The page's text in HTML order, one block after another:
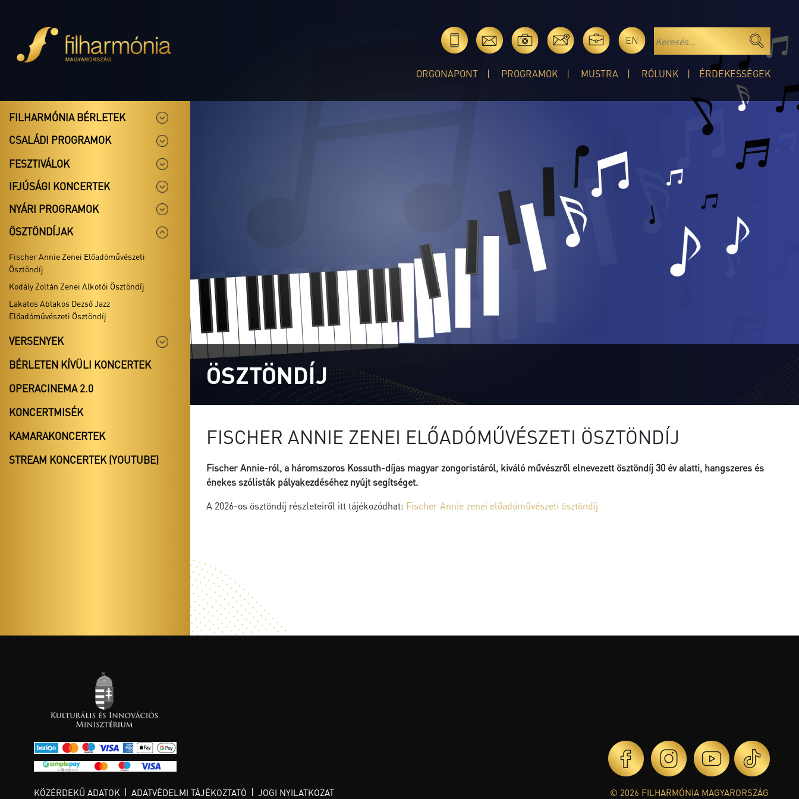
EN
ORGONAPONT PROGRAMOK MUSTRA RÓLUNK ÉRDEKESSÉGEK
FILHARMÓNIA BÉRLETEK
CSALÁDI PROGRAMOK
FESZTIVÁLOK
IFJÚSÁGI KONCERTEK
NYÁRI PROGRAMOK
ÖSZTÖNDÍJAK
Fischer Annie Zenei Előadóművészeti
Ösztöndíj
Kodály Zoltán Zenei Alkotói Ösztöndíj
Lakatos Ablakos Dezső Jazz
Előadóművészeti Ösztöndíj
VERSENYEK
BÉRLETEN KÍVÜLI KONCERTEK
OPERACINEMA 2.0
KONCERTMISÉK
KAMARAKONCERTEK
STREAM KONCERTEK (YOUTUBE)
ÖSZTÖNDÍJ
FISCHER ANNIE ZENEI ELŐADÓMŰVÉSZETI ÖSZTÖNDÍJ
Fischer Annie-ról, a háromszoros Kossuth-díjas magyar zongoristáról, kiváló művészről elnevezett ösztöndíj 30 év alatti, hangszeres és
énekes szólisták pályakezdéséhez nyújt segítséget.
A 2026-os ösztöndíj részleteiről itt tájékozódhat: Fischer Annie zenei előadóművészeti ösztöndíj
KÖZÉRDEKŰ ADATOK ADATVÉDELMI TÁJÉKOZTATÓ JOGI NYILATKOZAT © 2026 FILHARMÓNIA MAGYARORSZÁG